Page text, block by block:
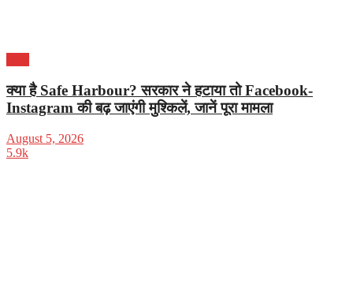
क्या है Safe Harbour? सरकार ने हटाया तो Facebook-
Instagram की बढ़ जाएंगी मुश्किलें, जानें पूरा मामला
August 5, 2026
5.9k